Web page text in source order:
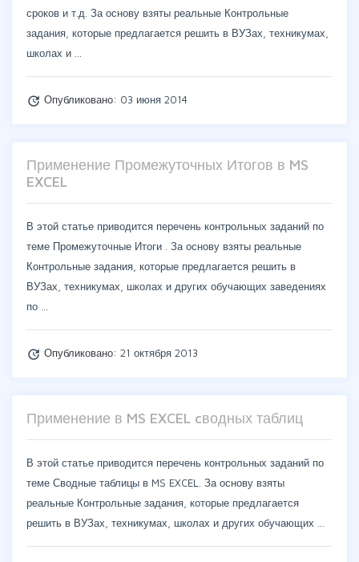
сроков и т.д. За основу взяты реальные Контрольные
задания, которые предлагается решить в ВУЗах, техникумах,
школах и …
update Опубликовано: 03 июня 2014
Применение Промежуточных Итогов в MS
EXCEL
В этой статье приводится перечень контрольных заданий по
теме Промежуточные Итоги . За основу взяты реальные
Контрольные задания, которые предлагается решить в
ВУЗах, техникумах, школах и других обучающих заведениях
по …
update Опубликовано: 21 октября 2013
Применение в MS EXCEL cводных таблиц
В этой статье приводится перечень контрольных заданий по
теме Сводные таблицы в MS EXCEL. За основу взяты
реальные Контрольные задания, которые предлагается
решить в ВУЗах, техникумах, школах и других обучающих …